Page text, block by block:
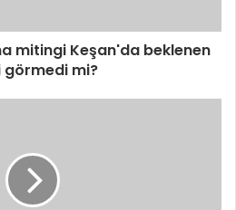
mitingi Keşan'da beklenen
görmedi mi?